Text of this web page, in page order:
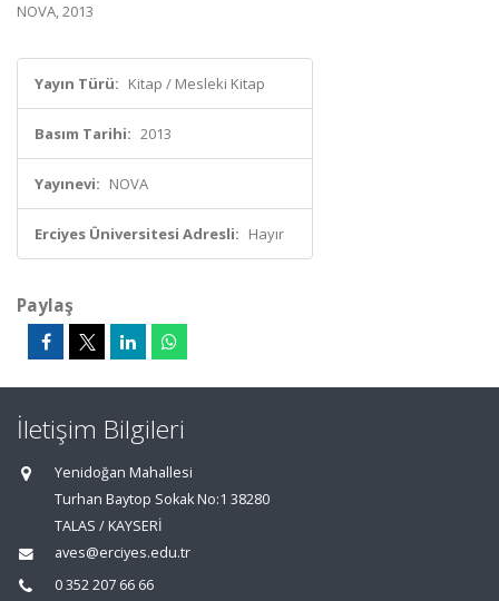
NOVA, 2013
Yayın Türü: Kitap / Mesleki Kitap
Basım Tarihi: 2013
Yayınevi: NOVA
Erciyes Üniversitesi Adresli: Hayır
Paylaş
İletişim Bilgileri
Yenidoğan Mahallesi
Turhan Baytop Sokak No:1 38280
TALAS / KAYSERİ
aves@erciyes.edu.tr
0 352 207 66 66